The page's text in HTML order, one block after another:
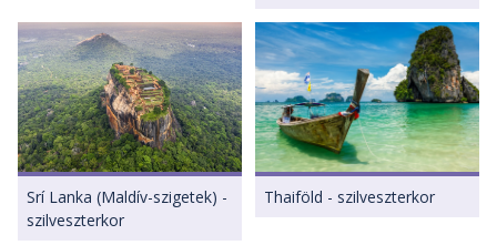
Srí Lanka (Maldív-szigetek) -
szilveszterkor
Thaiföld - szilveszterkor